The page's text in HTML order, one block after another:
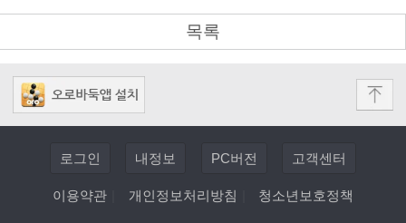
목록
로그인 내정보 PC버전 고객센터
이용약관 개인정보처리방침 청소년보호정책